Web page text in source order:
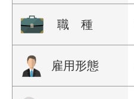
職 種
雇用形態